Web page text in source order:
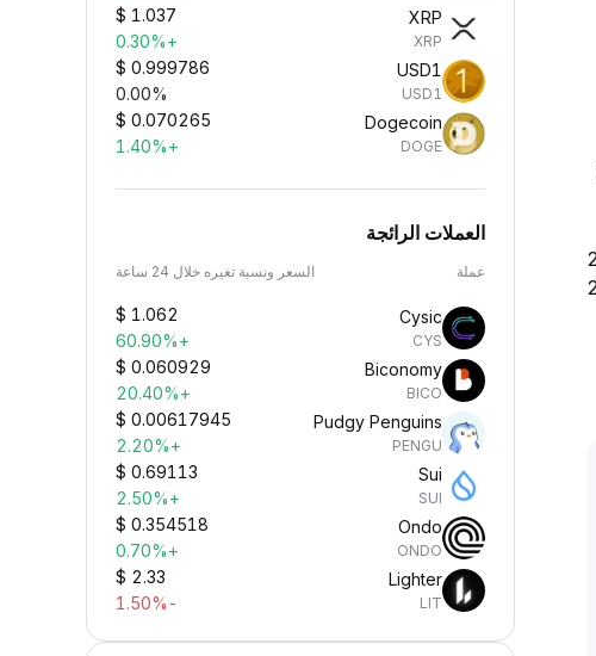
XRP
XRP
$ 1.037
+0.30%
USD1
USD1
$ 0.999786
0.00%
Dogecoin
DOGE
$ 0.070265
+1.40%
العملات الرائجة
عملة السعر ونسبة تغيره خلال 24 ساعة
Cysic
CYS
$ 1.062
+60.90%
Biconomy
BICO
$ 0.060929
+20.40%
Pudgy Penguins
PENGU
$ 0.00617945
+2.20%
Sui
SUI
$ 0.69113
+2.50%
Ondo
ONDO
$ 0.354518
+0.70%
Lighter
LIT
$ 2.33
-1.50%